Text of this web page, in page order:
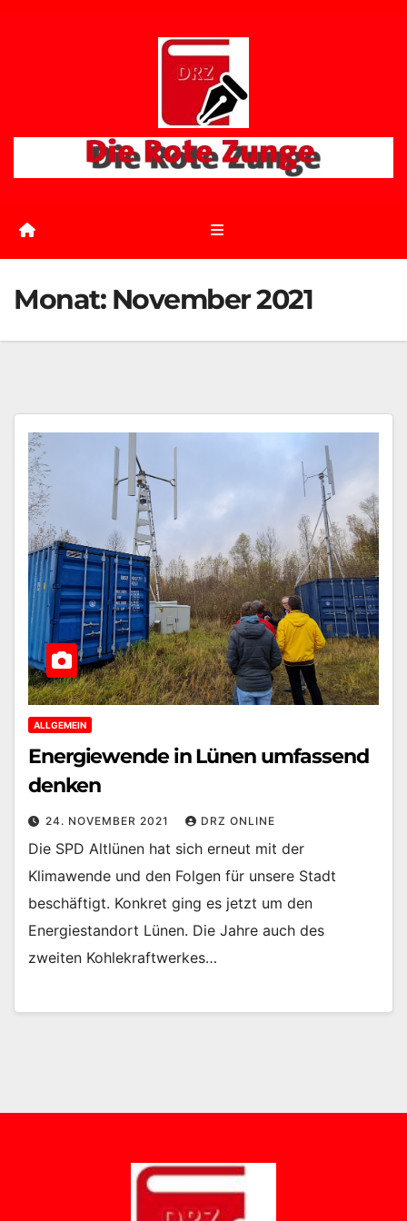
Monat: November 2021
ALLGEMEIN
Energiewende in Lünen umfassend
denken
24. NOVEMBER 2021 DRZ ONLINE
Die SPD Altlünen hat sich erneut mit der
Klimawende und den Folgen für unsere Stadt
beschäftigt. Konkret ging es jetzt um den
Energiestandort Lünen. Die Jahre auch des
zweiten Kohlekraftwerkes…